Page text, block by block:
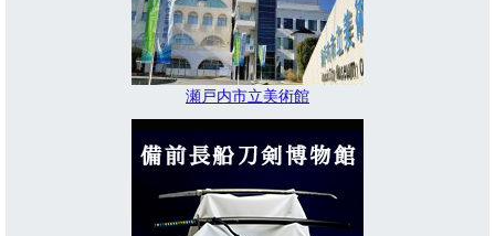
瀬戸内市立美術館